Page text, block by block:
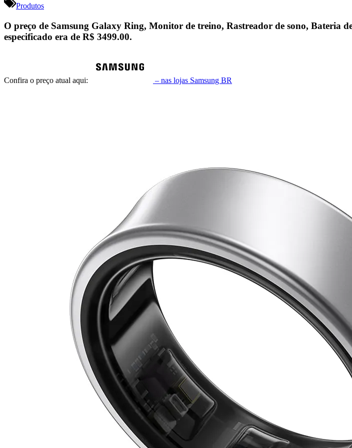
Produtos
O preço de Samsung Galaxy Ring, Monitor de treino, Rastreador de sono, Bateria
especificado era de R$ 3499.00.
Confira o preço atual aqui: – nas lojas Samsung BR